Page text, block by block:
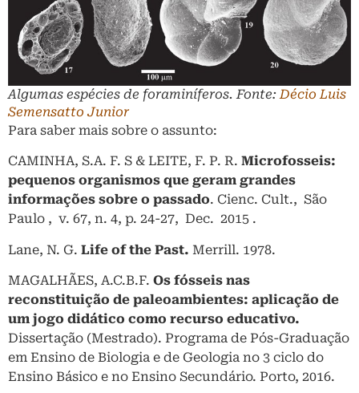
Algumas espécies de foraminíferos. Fonte:Décio Luis
Semensatto Junior
Para saber mais sobre o assunto:
CAMINHA, S.A. F. S & LEITE, F. P. R. Microfosseis:
pequenos organismos que geram grandes
informações sobre o passado. Cienc. Cult., São
Paulo , v. 67, n. 4, p. 24-27, Dec. 2015 .
Lane, N. G. Life of the Past. Merrill. 1978.
MAGALHÃES, A.C.B.F. Os fósseis nas
reconstituição de paleoambientes: aplicação de
um jogo didático como recurso educativo.
Dissertação (Mestrado). Programa de Pós-Graduação
em Ensino de Biologia e de Geologia no 3 ciclo do
Ensino Básico e no Ensino Secundário. Porto, 2016.